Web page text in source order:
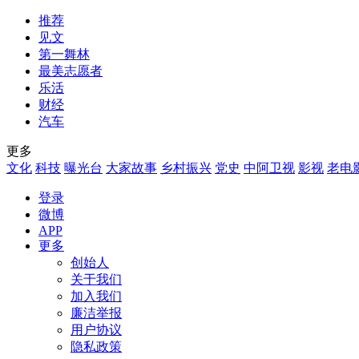
推荐
见文
第一舞林
最美志愿者
乐活
财经
汽车
更多
文化 科技 曝光台 大家故事 乡村振兴 党史 中阿卫视 影视 老电
登录
微博
APP
更多
创始人
关于我们
加入我们
廉洁举报
用户协议
隐私政策